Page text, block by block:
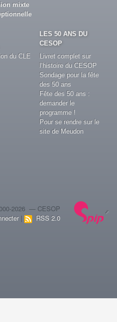
mixte
du CLE
LES 50 ANS DU
CESOP
Livret complet sur
l’histoire du CESOP
Sondage pour la fête
des 50 ans
Fête des 50 ans :
demander le
programme !
Pour se rendre sur le
site de Meudon
2026 — CESOP
| RSS 2.0